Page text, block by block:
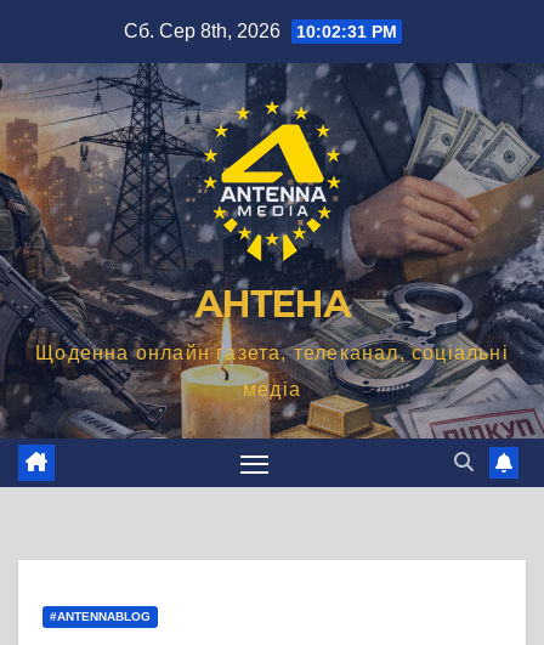
вмісту
Сб. Сер 8th, 2026 10:02:32 PM
АНТЕНА
Щоденна онлайн газета, телеканал, соціальні
медіа
#ANTENNABLOG